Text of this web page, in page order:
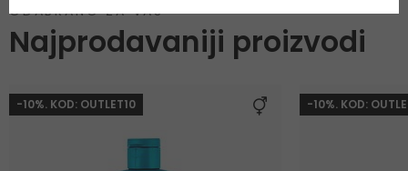
ODABRANO ZA VAS
Najprodavaniji proizvodi
-10%. KOD: OUTLET10 -10%. KOD: